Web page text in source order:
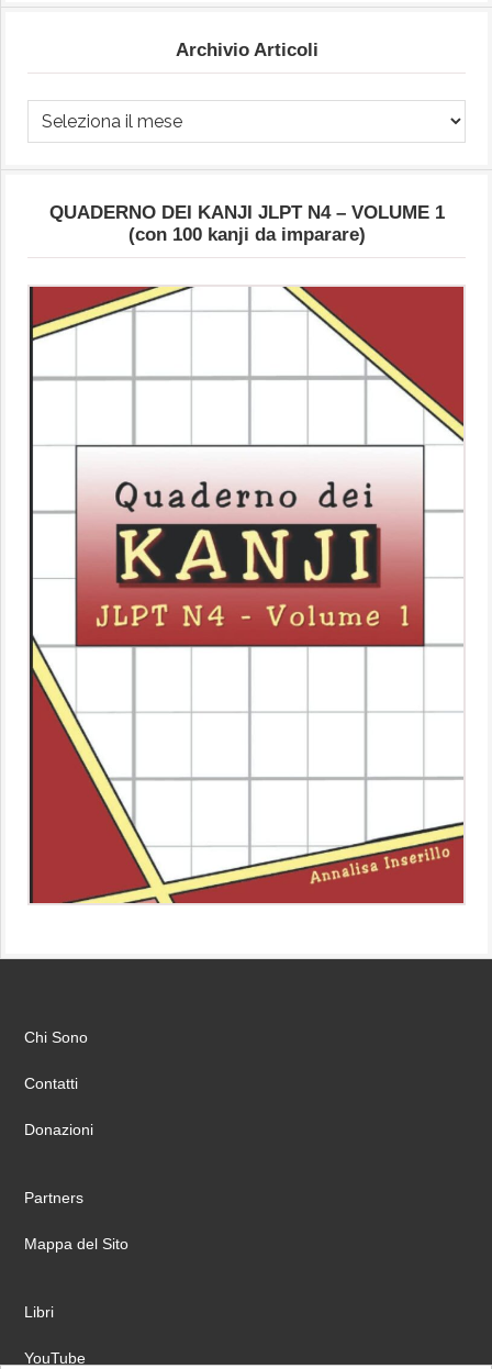
Archivio Articoli
Archivio
Articoli
QUADERNO DEI KANJI JLPT N4 – VOLUME 1
(con 100 kanji da imparare)
Chi Sono
Contatti
Donazioni
Partners
Mappa del Sito
Libri
YouTube